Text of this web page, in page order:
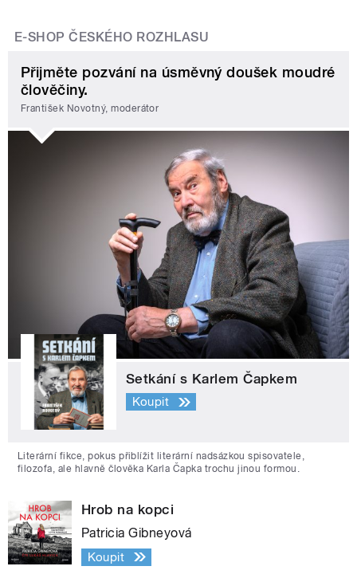
E-SHOP ČESKÉHO ROZHLASU
Přijměte pozvání na úsměvný doušek moudré
člověčiny.
František Novotný, moderátor
Setkání s Karlem Čapkem
Koupit
Literární fikce, pokus přiblížit literární nadsázkou spisovatele,
filozofa, ale hlavně člověka Karla Čapka trochu jinou formou.
Hrob na kopci
Patricia Gibneyová
Koupit